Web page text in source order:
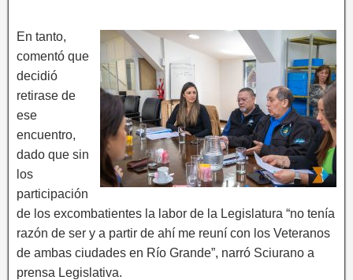
En tanto,
comentó que
decidió
retirase de
ese
encuentro,
dado que sin
los
participación
de los excombatientes la labor de la Legislatura “no tenía
razón de ser y a partir de ahí me reuní con los Veteranos
de ambas ciudades en Río Grande”, narró Sciurano a
prensa Legislativa.